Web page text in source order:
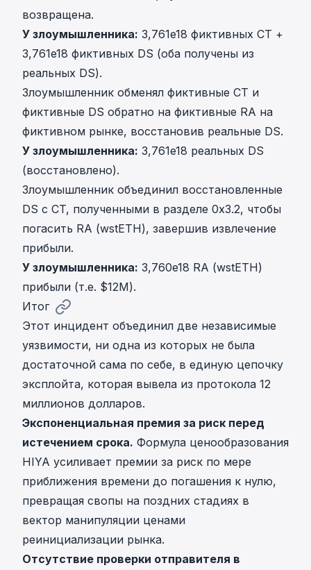
возвращена.
У злоумышленника: 3,761e18 фиктивных CT +
3,761e18 фиктивных DS (оба получены из
реальных DS).
Злоумышленник обменял фиктивные CT и
фиктивные DS обратно на фиктивные RA на
фиктивном рынке, восстановив реальные DS.
У злоумышленника: 3,761e18 реальных DS
(восстановлено).
Злоумышленник объединил восстановленные
DS с CT, полученными в разделе 0x3.2, чтобы
погасить RA (wstETH), завершив извлечение
прибыли.
У злоумышленника: 3,760e18 RA (wstETH)
прибыли (т.е. $12M).
Итог
Этот инцидент объединил две независимые
уязвимости, ни одна из которых не была
достаточной сама по себе, в единую цепочку
эксплойта, которая вывела из протокола 12
миллионов долларов.
Экспоненциальная премия за риск перед
истечением срока. Формула ценообразования
HIYA усиливает премии за риск по мере
приближения времени до погашения к нулю,
превращая свопы на поздних стадиях в
вектор манипуляции ценами
реинициализации рынка.
Отсутствие проверки отправителя в